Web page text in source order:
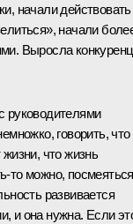
начали действовать
начали
Выросла
руководителями
говорить, что
что жизнь
то можно,
развивается
и она нужна. Если